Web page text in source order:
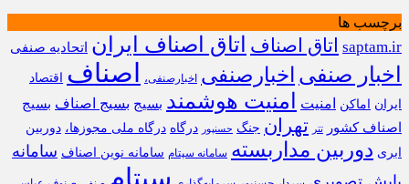
برچسب ها
saptam.ir اتاق اصناف اتاق اصناف ایران اتحادیه صنفی
اخبار صنفی اخبارصنفی اخبارصنفی، اصناف
اقتصاد
ایران
اماکن امنیت امنیت هوشمند بسیج بسیج اصناف بسیج
اصناف کشور
تتر تهران جنگ حسنپور درگاه درگاه ملی مجوزها، دوربین
ابری دوربین مداربسته سامانه سپتام سامانه نوین اصناف سامانه
سپتام